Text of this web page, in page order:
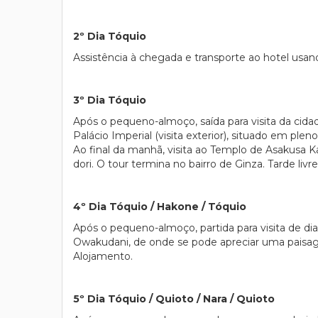
2º Dia Tóquio
Assistência à chegada e transporte ao hotel
3º Dia Tóquio
Após o pequeno-almoço, saída para visita da
Palácio Imperial (visita exterior), situado em
Ao final da manhã, visita ao Templo de Asakusa
dori. O tour termina no bairro de Ginza. Tarde
4º Dia Tóquio / Hakone / Tóquio
Após o pequeno-almoço, partida para visita de
Owakudani, de onde se pode apreciar uma
Alojamento.
5º Dia Tóquio / Quioto / Nara / Quioto